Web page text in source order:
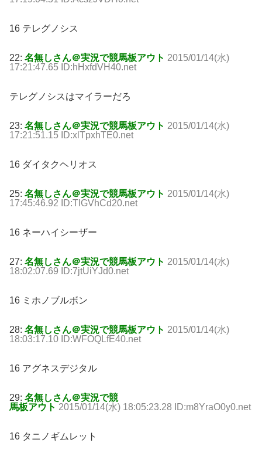
16 テレグノシス
22: 名無しさん＠実況で競馬板アウト 2015/01/14(水)
17:21:47.65 ID:hHxfdVH40.net
テレグノシスはマイラーだろ
23: 名無しさん＠実況で競馬板アウト 2015/01/14(水)
17:21:51.15 ID:xlTpxhTE0.net
16 ダイタクヘリオス
25: 名無しさん＠実況で競馬板アウト 2015/01/14(水)
17:45:46.92 ID:TlGVhCd20.net
16 ネーハイシーザー
27: 名無しさん＠実況で競馬板アウト 2015/01/14(水)
18:02:07.69 ID:7jtUiYJd0.net
16 ミホノブルボン
28: 名無しさん＠実況で競馬板アウト 2015/01/14(水)
18:03:17.10 ID:WFOQLfE40.net
16 アグネスデジタル
29: 名無しさん＠実況で競
馬板アウト 2015/01/14(水) 18:05:23.28 ID:m8YraO0y0.net
16 タニノギムレット